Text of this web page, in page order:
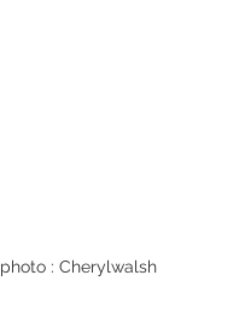
: Cherylwalsh